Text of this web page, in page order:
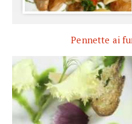
Pennette ai